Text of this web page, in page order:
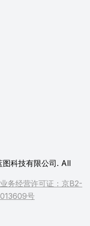
科技有限公司. All
务经营许可证：京B2-
号